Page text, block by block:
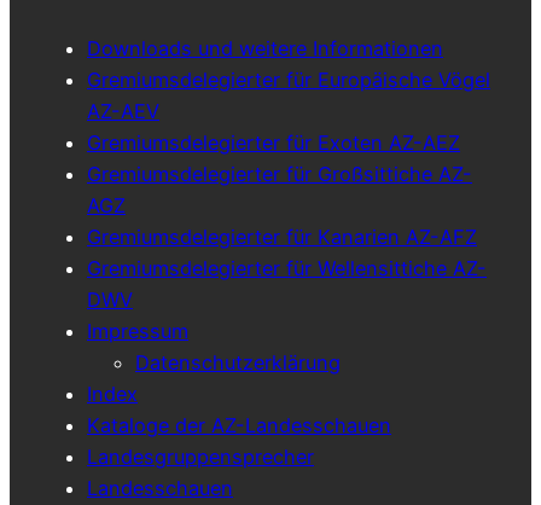
Downloads und weitere Informationen
Gremiumsdelegierter für Europäische Vögel
AZ-AEV
Gremiumsdelegierter für Exoten AZ-AEZ
Gremiumsdelegierter für Großsittiche AZ-
AGZ
Gremiumsdelegierter für Kanarien AZ-AFZ
Gremiumsdelegierter für Wellensittiche AZ-
DWV
Impressum
Datenschutzerklärung
Index
Kataloge der AZ-Landesschauen
Landesgruppensprecher
Landesschauen